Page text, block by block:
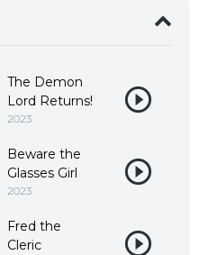
The Demon
Lord Returns!
2023
Beware the
Glasses Girl
2023
Fred the
Cleric